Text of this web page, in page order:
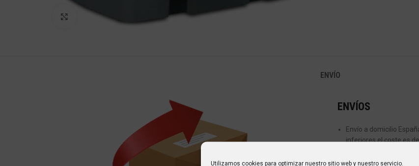
Utilizamos cookies para optimizar nuestro sitio web y nuestro servicio.
Haga Click para agrandar
ENVÍO
ENVÍOS
Envío a domicilio
inferiores el coste es
Envío a domicilio Islas